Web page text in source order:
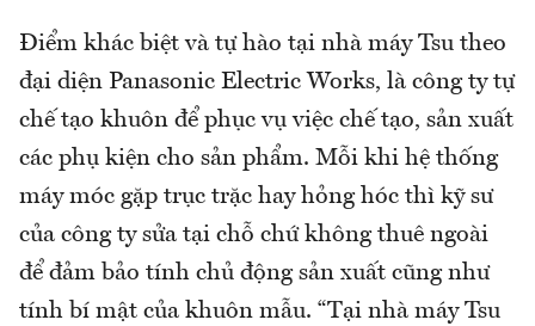
Điểm khác biệt và tự hào tại nhà máy Tsu theo
đại diện Panasonic Electric Works, là công ty tự
chế tạo khuôn để phục vụ việc chế tạo, sản xuất
các phụ kiện cho sản phẩm. Mỗi khi hệ thống
máy móc gặp trục trặc hay hỏng hóc thì kỹ sư
của công ty sửa tại chỗ chứ không thuê ngoài
để đảm bảo tính chủ động sản xuất cũng như
tính bí mật của khuôn mẫu. “Tại nhà máy Tsu